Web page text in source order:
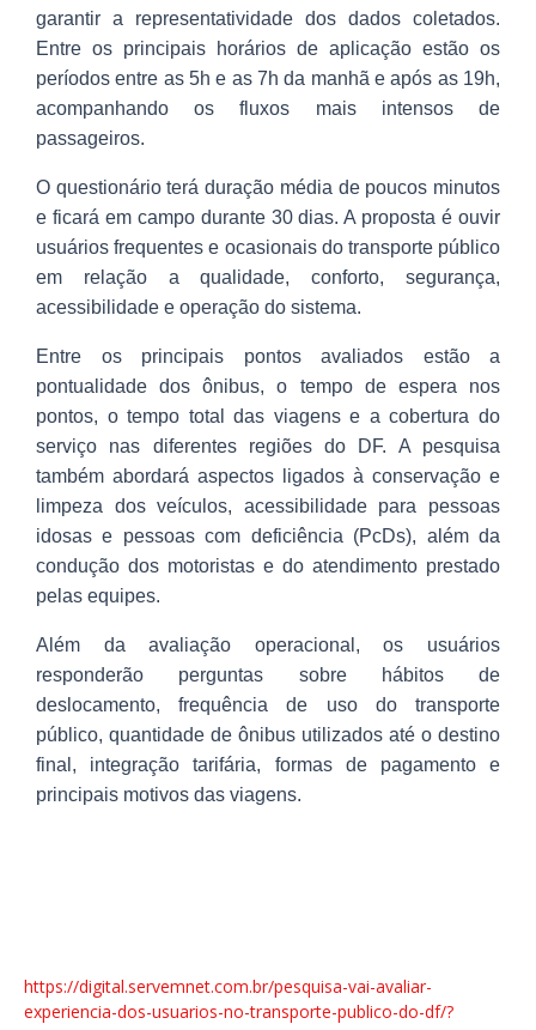
garantir a representatividade dos dados coletados.
Entre os principais horários de aplicação estão os
períodos entre as 5h e as 7h da manhã e após as 19h,
acompanhando os fluxos mais intensos de
passageiros.
O questionário terá duração média de poucos minutos
e ficará em campo durante 30 dias. A proposta é ouvir
usuários frequentes e ocasionais do transporte público
em relação a qualidade, conforto, segurança,
acessibilidade e operação do sistema.
Entre os principais pontos avaliados estão a
pontualidade dos ônibus, o tempo de espera nos
pontos, o tempo total das viagens e a cobertura do
serviço nas diferentes regiões do DF. A pesquisa
também abordará aspectos ligados à conservação e
limpeza dos veículos, acessibilidade para pessoas
idosas e pessoas com deficiência (PcDs), além da
condução dos motoristas e do atendimento prestado
pelas equipes.
Além da avaliação operacional, os usuários
responderão perguntas sobre hábitos de
deslocamento, frequência de uso do transporte
público, quantidade de ônibus utilizados até o destino
final, integração tarifária, formas de pagamento e
principais motivos das viagens.
https://digital.servemnet.com.br/pesquisa-vai-avaliar-
experiencia-dos-usuarios-no-transporte-publico-do-df/?